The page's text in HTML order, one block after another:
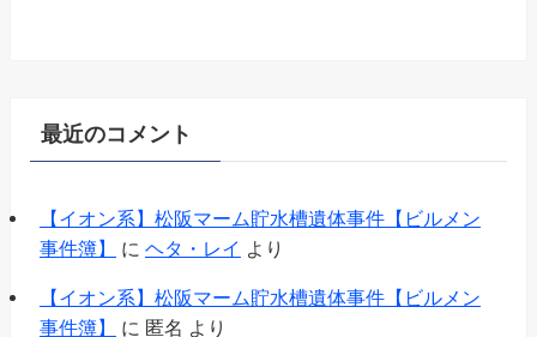
最近のコメント
【イオン系】松阪マーム貯水槽遺体事件【ビルメン
事件簿】
に ヘタ・レイ より
【イオン系】松阪マーム貯水槽遺体事件【ビルメン
事件簿】
に 匿名 より